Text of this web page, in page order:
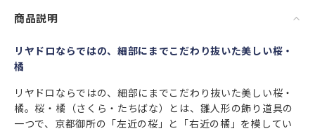
商品説明
リヤドロならではの、細部にまでこだわり抜いた美しい桜・
橘
リヤドロならではの、細部にまでこだわり抜いた美しい桜・
橘。桜・橘（さくら・たちばな）とは、雛人形の飾り道具の
一つで、京都御所の「左近の桜」と「右近の橘」を模してい